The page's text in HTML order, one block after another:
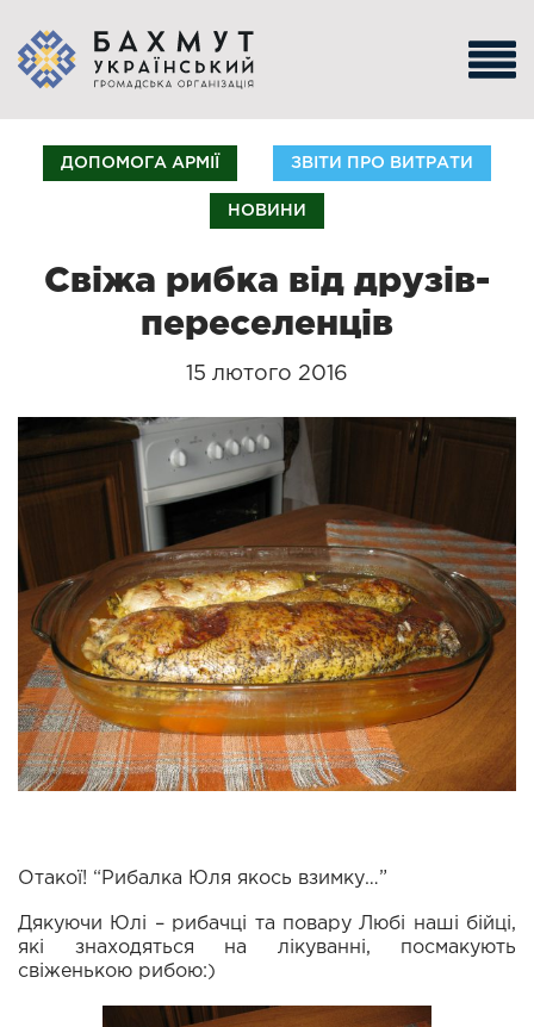
ДОПОМОГА АРМІЇ ЗВІТИ ПРО ВИТРАТИ
НОВИНИ
Свіжа рибка від друзів-
переселенців
15 лютого 2016
Отакої! “Рибалка Юля якось взимку…”
Дякуючи Юлі – рибачці та повару Любі наші бійці,
які знаходяться на лікуванні, посмакують
свіженькою рибою:)